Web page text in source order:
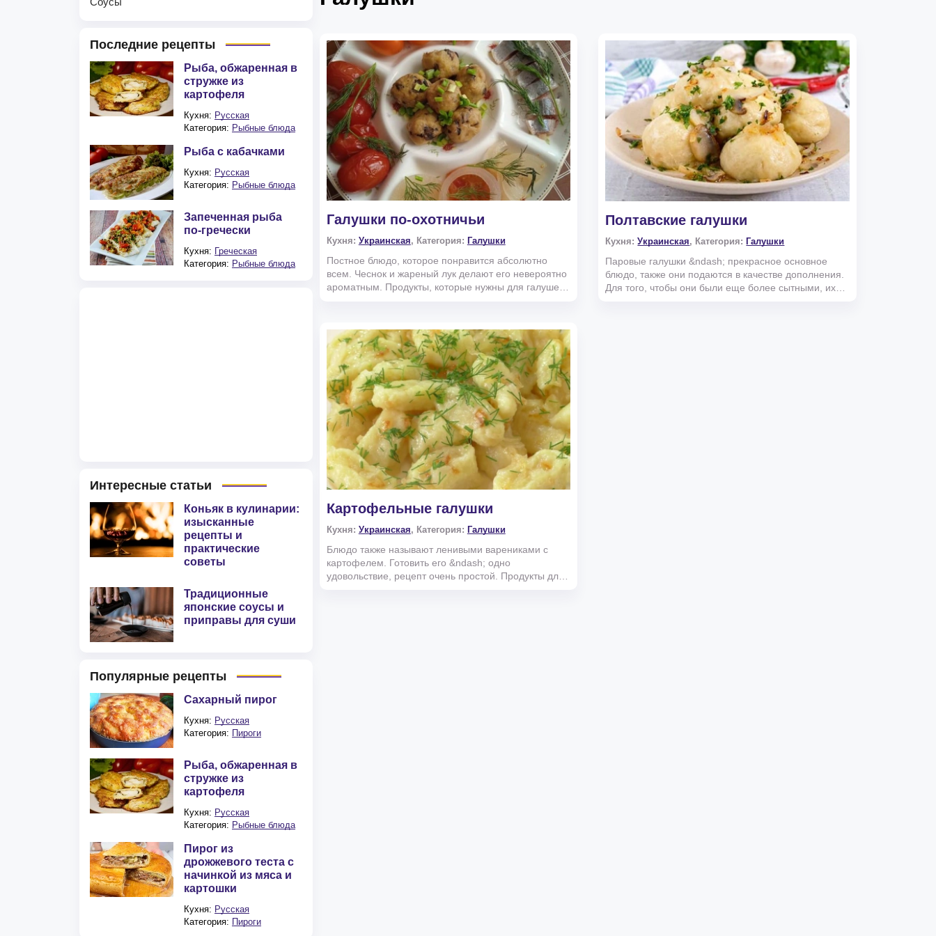
Галушки по-охотничьи
Кухня: Украинская, Категория: Галушки
Постное блюдо, которое понравится абсолютно
всем. Чеснок и жареный лук делают его невероятно
ароматным. Продукты, которые нужны для галушек
Полтавские галушки
Кухня:Украинская, Категория: Галушки
Паровые галушки &ndash; прекрасное основное
блюдо, также они подаются в качестве дополнения.
Для того, чтобы они были еще более сытными, их
Картофельные галушки
Кухня: Украинская, Категория: Галушки
Блюдо также называют ленивыми варениками с
картофелем. Готовить его &ndash; одно
удовольствие, рецепт очень простой. Продукты для
Последние рецепты
Рыба, обжаренная в
стружке из
картофеля
Кухня: Русская
Категория: Рыбные блюда
Рыба с кабачками
Кухня: Русская
Категория: Рыбные блюда
Запеченная рыба
по-гречески
Кухня: Греческая
Категория: Рыбные блюда
Интересные статьи
Коньяк в кулинарии:
изысканные
рецепты и
практические
советы
Традиционные
японские соусы и
приправы для суши
Популярные рецепты
Сахарный пирог
Кухня: Русская
Категория: Пироги
Рыба, обжаренная в
стружке из
картофеля
Кухня: Русская
Категория: Рыбные блюда
Пирог из
дрожжевого теста с
начинкой из мяса и
картошки
Кухня: Русская
Категория: Пироги